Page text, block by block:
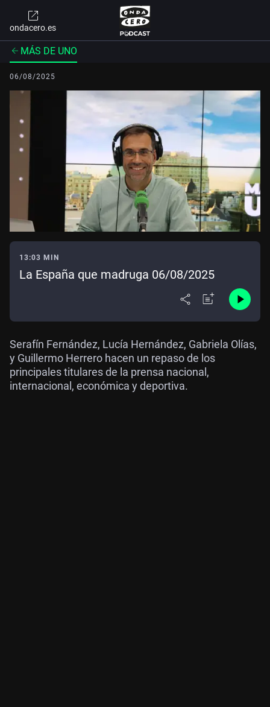
ondacero.es
MÁS DE UNO
06/08/2025
13:03 MIN
La España que madruga 06/08/2025
Serafín Fernández, Lucía Hernández, Gabriela Olías,
y Guillermo Herrero hacen un repaso de los
principales titulares de la prensa nacional,
internacional, económica y deportiva.